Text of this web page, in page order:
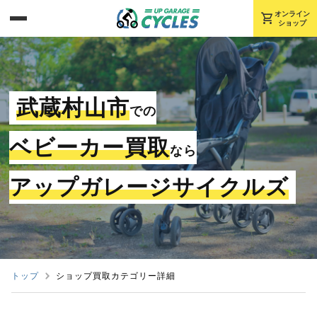
shopping_cart オンライン
ショップ
武蔵村山市での
ベビーカー買取なら
アップガレージサイクルズ
トップ ショップ買取カテゴリー詳細